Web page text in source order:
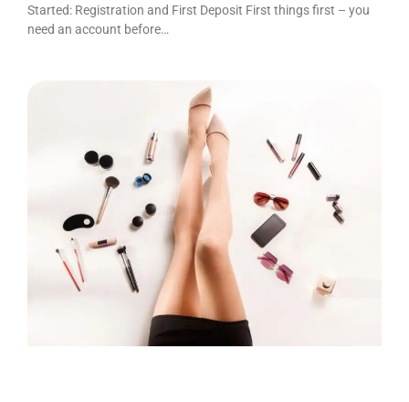
Started: Registration and First Deposit First things first – you
need an account before…